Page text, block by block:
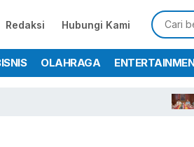
Redaksi Hubungi Kami
OLAHRAGA
Bupati